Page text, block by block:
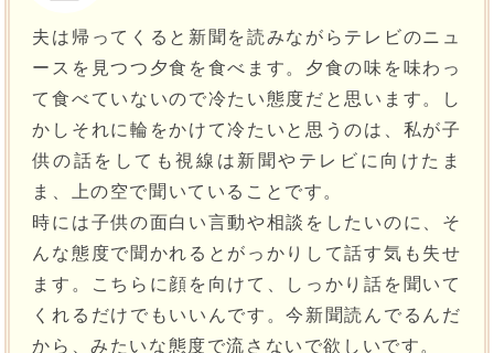
夫は帰ってくると新聞を読みながらテレビのニュ
ースを見つつ夕食を食べます。夕食の味を味わっ
て食べていないので冷たい態度だと思います。し
かしそれに輪をかけて冷たいと思うのは、私が子
供の話をしても視線は新聞やテレビに向けたま
ま、上の空で聞いていることです。
時には子供の面白い言動や相談をしたいのに、そ
んな態度で聞かれるとがっかりして話す気も失せ
ます。こちらに顔を向けて、しっかり話を聞いて
くれるだけでもいいんです。今新聞読んでるんだ
から、みたいな態度で流さないで欲しいです。